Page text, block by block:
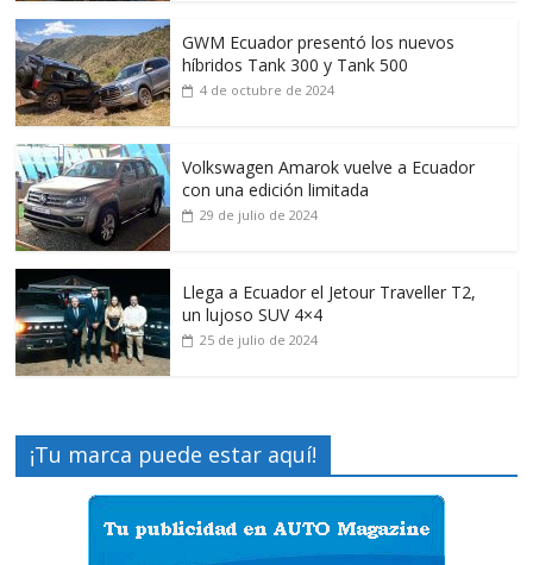
GWM Ecuador presentó los nuevos
híbridos Tank 300 y Tank 500
4 de octubre de 2024
Volkswagen Amarok vuelve a Ecuador
con una edición limitada
29 de julio de 2024
Llega a Ecuador el Jetour Traveller T2,
un lujoso SUV 4×4
25 de julio de 2024
¡Tu marca puede estar aquí!